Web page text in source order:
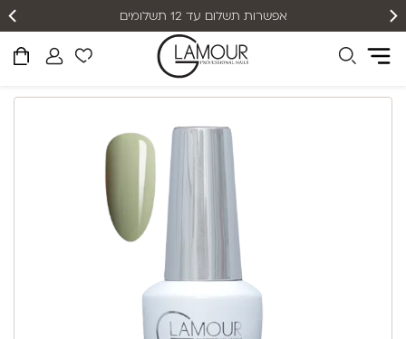
אפשרות תשלום עד 12 תשלומים